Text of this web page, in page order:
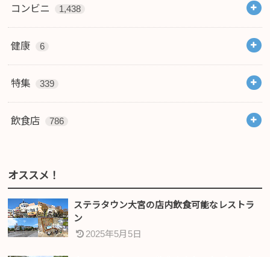
コンビニ 1,438
健康 6
特集 339
飲食店 786
オススメ！
ステラタウン大宮の店内飲食可能なレストラ
ン
2025年5月5日